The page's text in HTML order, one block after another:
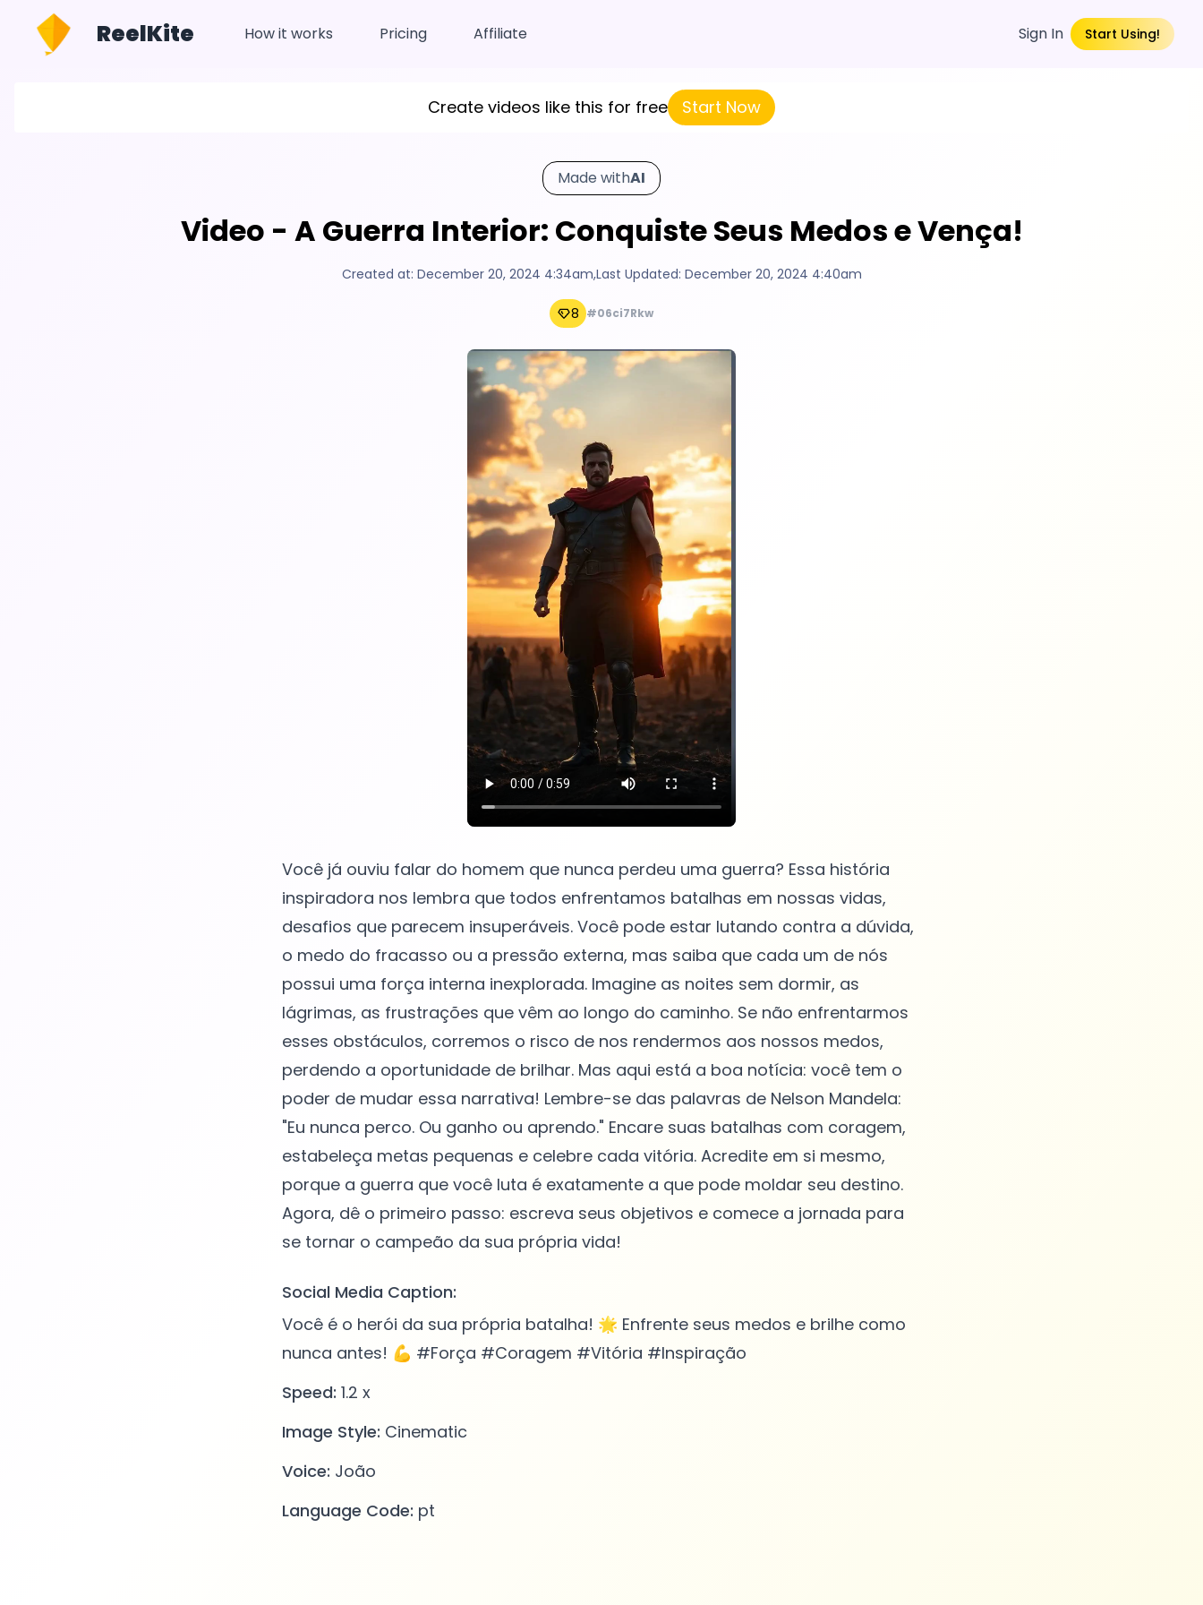
ReelKite How it works Pricing Affiliate Sign In Start Using!
Create videos like this for free Start Now
Made withAI
Video - A Guerra Interior: Conquiste Seus Medos e Vença!
Created at: December 20, 2024 4:34am,Last Updated: December 20, 2024 4:40am
8 #06ci7Rkw
Você já ouviu falar do homem que nunca perdeu uma guerra? Essa história
inspiradora nos lembra que todos enfrentamos batalhas em nossas vidas,
desafios que parecem insuperáveis. Você pode estar lutando contra a dúvida,
o medo do fracasso ou a pressão externa, mas saiba que cada um de nós
possui uma força interna inexplorada. Imagine as noites sem dormir, as
lágrimas, as frustrações que vêm ao longo do caminho. Se não enfrentarmos
esses obstáculos, corremos o risco de nos rendermos aos nossos medos,
perdendo a oportunidade de brilhar. Mas aqui está a boa notícia: você tem o
poder de mudar essa narrativa! Lembre-se das palavras de Nelson Mandela:
"Eu nunca perco. Ou ganho ou aprendo." Encare suas batalhas com coragem,
estabeleça metas pequenas e celebre cada vitória. Acredite em si mesmo,
porque a guerra que você luta é exatamente a que pode moldar seu destino.
Agora, dê o primeiro passo: escreva seus objetivos e comece a jornada para
Social Media Caption:
Você é o herói da sua própria batalha! 🌟 Enfrente seus medos e brilhe como
nunca antes! 💪 #Força #Coragem #Vitória #Inspiração
Speed: 1.2 x
Image Style: Cinematic
Voice: João
Language Code: pt